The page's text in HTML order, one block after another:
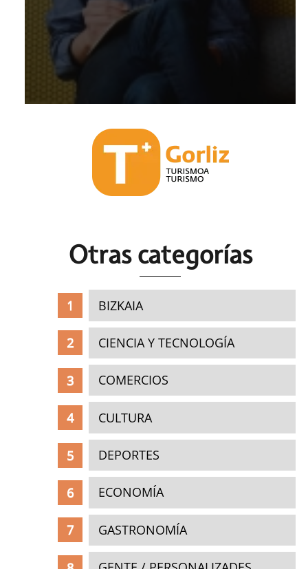
Otras categorías
BIZKAIA
CIENCIA Y TECNOLOGÍA
COMERCIOS
CULTURA
DEPORTES
ECONOMÍA
GASTRONOMÍA